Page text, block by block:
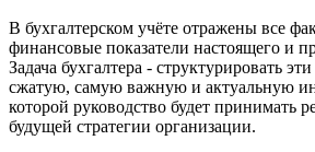
В бухгалтерском учёте отражены все
финансовые показатели настоящего и
Задача бухгалтера - структурировать
сжатую, самую важную и актуальную
которой руководство будет принимать
будущей стратегии организации.